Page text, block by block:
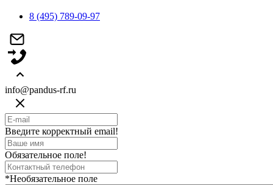
8 (495) 789-09-97
info@pandus-rf.ru
Введите корректный email!
Обязательное поле!
*Необязательное поле